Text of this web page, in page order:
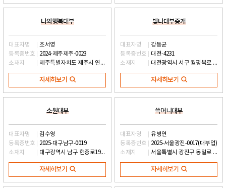
나의행복대부
대표자명
조서영
등록증번호
2024-제주제주-0023
소재지
제주특별자치도 제주시 연북로 45, 메르헨하우스2 12층 1211호 (노형동)
자세히보기
빛나대부중개
대표자명
강동균
등록증번호
대전-4231
소재지
대전광역시 서구 월평북로 85, 355호 (월평동)
자세히보기
소원대부
대표자명
김수영
등록증번호
2025-대구남구-0019
소재지
대구광역시 남구 현충로19길 43, 남부시장 143호 (대명동)
자세히보기
쓱머니대부
대표자명
유병연
등록증번호
2025-서울광진-0017(대부업)
소재지
서울특별시 광진구 동일로 86, 2층 201호 (자양동)
자세히보기